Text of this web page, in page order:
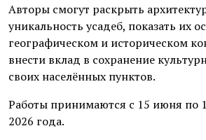
Авторы смогут раскрыть
уникальность усадеб, показать их
географическом и историческом
внести вклад в сохранение
своих населённых пунктов.
Работы принимаются с 15 июня по
2026 года.